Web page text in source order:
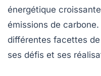
énergétique
émissions de carbone.
différentes facettes
ses défis et ses